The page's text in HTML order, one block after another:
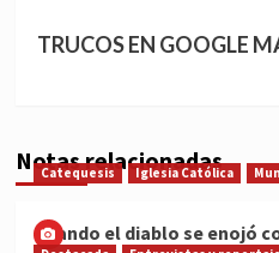
TRUCOS EN GOOGLE
Notas relacionadas
Catequesis Iglesia Católica
Cuando el diablo se enojó